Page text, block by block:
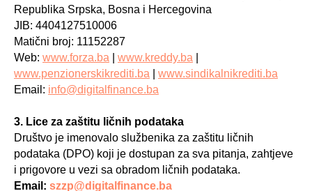
Republika Srpska, Bosna i Hercegovina
JIB: 4404127510006
Matični broj: 11152287
Web: www.forza.ba www.kreddy.ba
www.penzionerskikrediti.ba
www.sindikalnikrediti.ba
Email: info@digitalfinance.ba
3. Lice za zaštitu ličnih podataka
Društvo je imenovalo službenika za zaštitu ličnih
podataka (DPO) koji je dostupan za sva pitanja, zahtjeve
i prigovore u vezi sa obradom ličnih podataka.
Email: szzp@digitalfinance.ba